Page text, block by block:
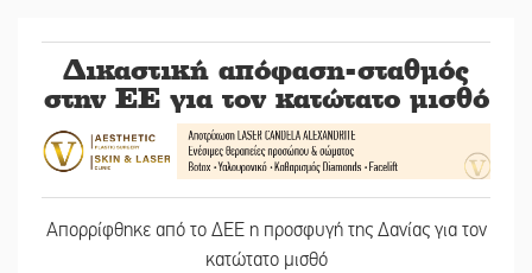
Δικαστική απόφαση-σταθμός
στην ΕΕ για τον κατώτατο μισθό
Απορρίφθηκε από το ΔΕΕ η προσφυγή της Δανίας για τον
κατώτατο μισθό